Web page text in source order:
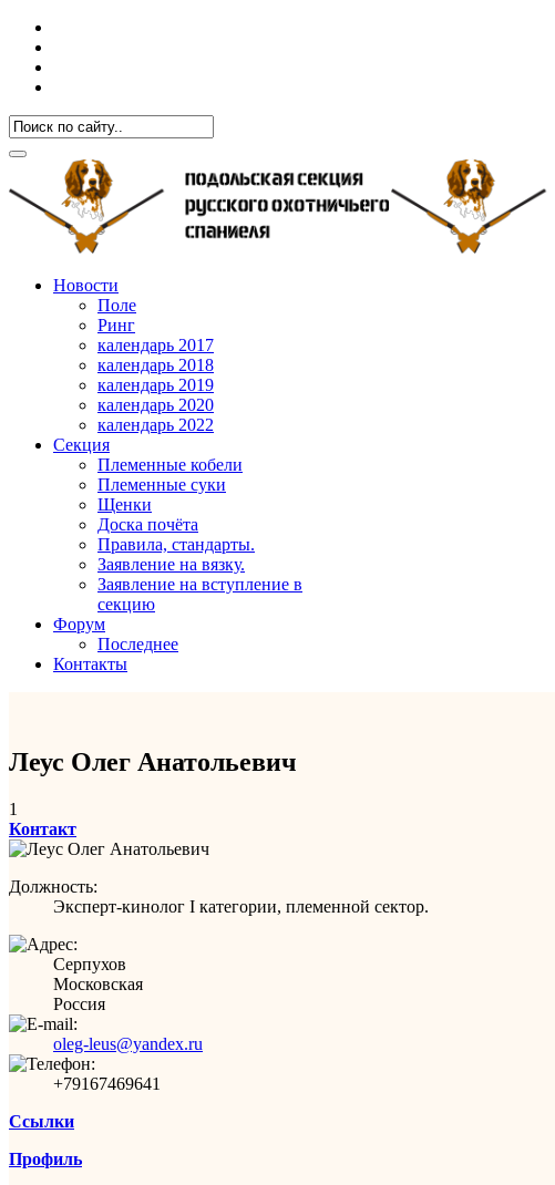
Новости
Поле
Ринг
календарь 2017
календарь 2018
календарь 2019
календарь 2020
календарь 2022
Секция
Племенные кобели
Племенные суки
Щенки
Доска почёта
Правила, стандарты.
Заявление на вязку.
Заявление на вступление в
секцию
Форум
Последнее
Контакты
Леус Олег Анатольевич
1
Контакт
Должность:
Эксперт-кинолог I категории, племенной сектор.
Серпухов
Московская
Россия
oleg-leus@yandex.ru
+79167469641
Ссылки
Профиль